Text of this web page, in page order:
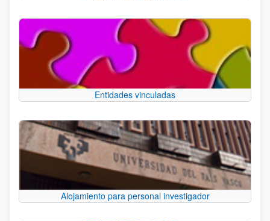
Entidades vinculadas
Alojamiento para personal investigador